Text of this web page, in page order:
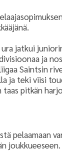
jatkui
ja
Saintsin
ja teki viisi
pitkän
pelaamaan
joukkueeseen.